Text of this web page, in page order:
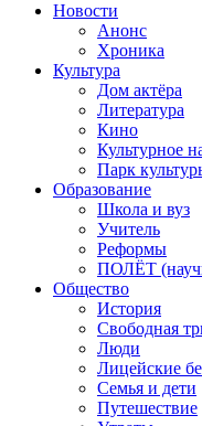
Новости
Анонс
Хроника
Культура
Дом актёра
Литература
Кино
Культурное
Парк
Образование
Школа и вуз
Учитель
Реформы
ПОЛЁТ
Общество
История
Свободная
Люди
Лицейские
Семья и дети
Путешествие